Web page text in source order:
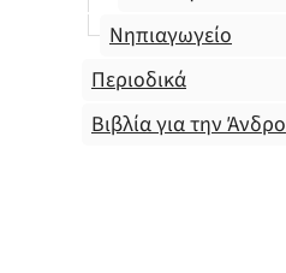
Νηπιαγωγείο
Περιοδικά
Βιβλία για την Άνδρο